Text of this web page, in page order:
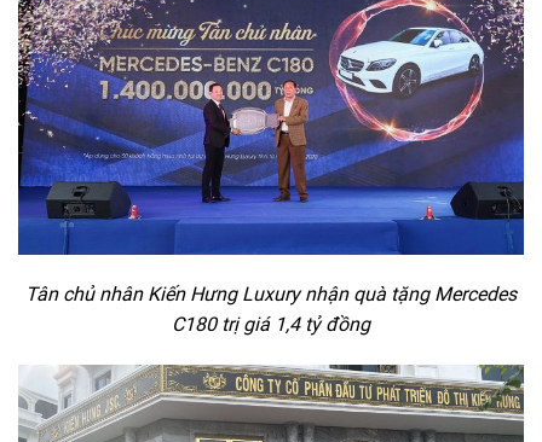
Tân chủ nhân Kiến Hưng Luxury nhận quà tặng Mercedes
C180 trị giá 1,4 tỷ đồng